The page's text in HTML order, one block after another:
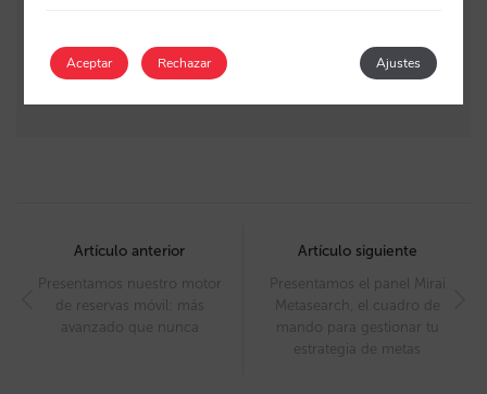
Todo lo que hemos desarrollado el 2020 y lo
navigation
Artículo anterior
Presentamos nuestro motor
de reservas móvil: más
avanzado que nunca
Artículo siguiente
Presentamos el panel Mirai
Metasearch, el cuadro de
mando para gestionar tu
estrategia de metas
Aceptar Ajustes
Rechazar